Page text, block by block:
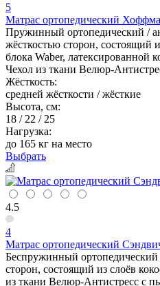
5
Матрас ортопедический
Пружинный ортопедический /
жёсткостью сторон, состоящий
блока Waber, латексированной
Чехол из ткани Велюр-
Жёсткость:
средней жёсткости / жёсткие
Высота, см:
18 / 22 / 25
Нагрузка:
до 165 кг на место
Выбрать
4.5
4
Матрас ортопедический
Беспружинный ортопедический
сторон, состоящий из слоёв
из ткани Велюр-Антистресс с